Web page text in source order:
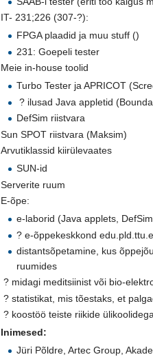
IT- 231;226 (307-?):
FPGA plaadid ja muu stuff ()
231: Goepeli tester
Meie in-house toolid
Turbo Tester ja APRICOT
? ilusad Java appletid
DefSim riistvara
Sun SPOT riistvara (Maksim)
Arvutiklassid kiirülevaates
SUN-id
Serverite ruum
E-õpe:
e-laborid (Java applets,
? e-õppekeskkond
distantsõpetamine, kus
ruumides
? midagi meditsiinist või bio-
? statistikat, mis tõestaks, et
? koostöö teiste riikide
Inimesed:
Jüri Põldre, Artec Group,